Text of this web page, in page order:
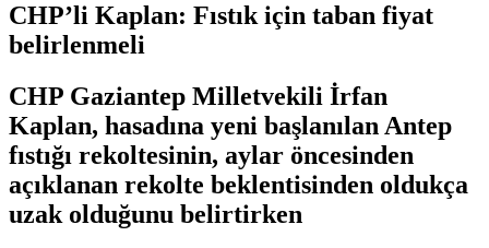
CHP’li Kaplan: Fıstık için taban fiyat
belirlenmeli
CHP Gaziantep Milletvekili İrfan
Kaplan, hasadına yeni başlanılan Antep
fıstığı rekoltesinin, aylar öncesinden
açıklanan rekolte beklentisinden oldukça
uzak olduğunu belirtirken